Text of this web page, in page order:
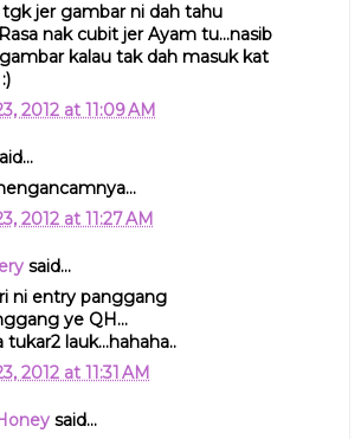
tgk jer gambar ni dah tahu
nak cubit jer Ayam tu...nasib
kalau tak dah masuk kat
2012 at 11:09 AM
2012 at 11:27 AM
said...
ni entry panggang
ye QH...
lauk...hahaha..
2012 at 11:31 AM
said...